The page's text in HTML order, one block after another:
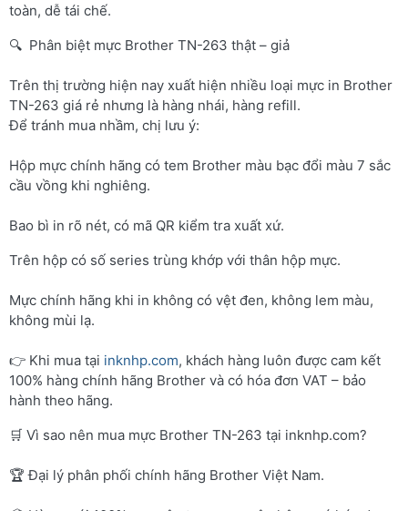
toàn, dễ tái chế.
🔍 Phân biệt mực Brother TN-263 thật – giả
Trên thị trường hiện nay xuất hiện nhiều loại mực in Brother
TN-263 giá rẻ nhưng là hàng nhái, hàng refill.
Để tránh mua nhầm, chị lưu ý:
Hộp mực chính hãng có tem Brother màu bạc đổi màu 7 sắc
cầu vồng khi nghiêng.
Bao bì in rõ nét, có mã QR kiểm tra xuất xứ.
Trên hộp có số series trùng khớp với thân hộp mực.
Mực chính hãng khi in không có vệt đen, không lem màu,
không mùi lạ.
👉 Khi mua tại inknhp.com, khách hàng luôn được cam kết
100% hàng chính hãng Brother và có hóa đơn VAT – bảo
hành theo hãng.
🛒 Vì sao nên mua mực Brother TN-263 tại inknhp.com?
🏆 Đại lý phân phối chính hãng Brother Việt Nam.